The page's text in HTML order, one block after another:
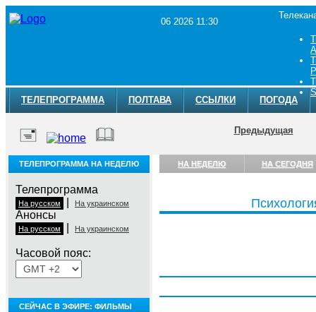
06 2026 11:30
ТЕЛЕПРОГРАММА ПОЛТАВА ССЫЛКИ ПОГОДА
Предыдущая
ТЕЛЕПРОГРАММА НА НЕДЕЛЮ
Телепрограмма
На русском На украинском
Анонсы
На русском На украинском
Часовой пояс:
СЕЙЧАС В ЭФИРЕ: ФИЛЬМЫ
НА НЕДЕЛЮ НА СЕГОДНЯ